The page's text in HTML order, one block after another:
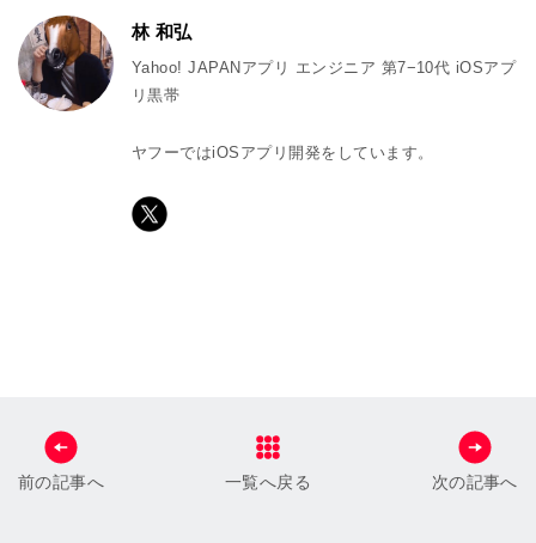
林 和弘
Yahoo! JAPANアプリ エンジニア 第7−10代 iOSアプ
リ黒帯
ヤフーではiOSアプリ開発をしています。
前の記事へ 一覧へ戻る 次の記事へ